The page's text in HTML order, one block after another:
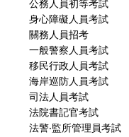
公務人員初等考試
身心障礙人員考試
關務人員招考
一般警察人員考試
移民行政人員考試
海岸巡防人員考試
司法人員考試
法院書記官考試
法警‧監所管理員考試